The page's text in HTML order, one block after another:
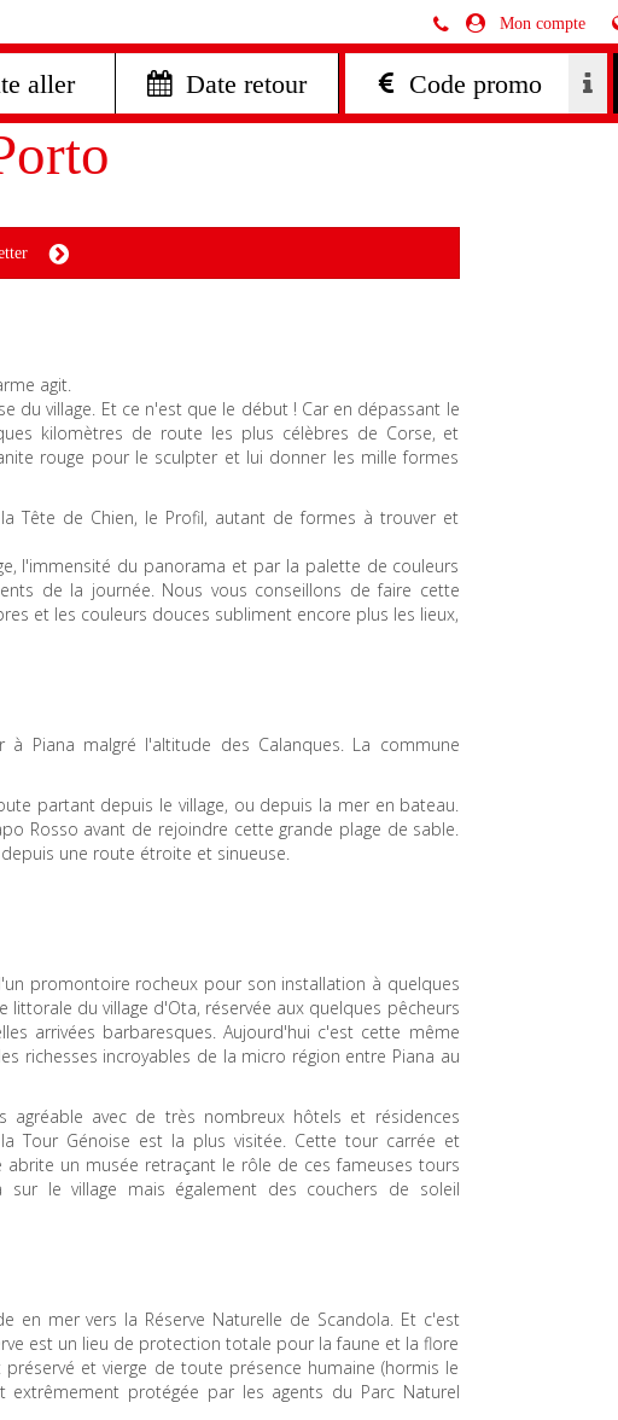
Mon compte
aller  Date retour
agit.
du village. Et ce n'est que le début ! Car en dépassant le
kilomètres de route les plus célèbres de Corse, et
rouge pour le sculpter et lui donner les mille formes
Tête de Chien, le Profil, autant de formes à trouver et
l'immensité du panorama et par la palette de couleurs
de la journée. Nous vous conseillons de faire cette
et les couleurs douces subliment encore plus les lieux,
Piana malgré l'altitude des Calanques. La commune
partant depuis le village, ou depuis la mer en bateau.
Rosso avant de rejoindre cette grande plage de sable.
une route étroite et sinueuse.
promontoire rocheux pour son installation à quelques
du village d'Ota, réservée aux quelques pêcheurs
arrivées barbaresques. Aujourd'hui c'est cette même
richesses incroyables de la micro région entre Piana au
avec de très nombreux hôtels et résidences
Tour Génoise est la plus visitée. Cette tour carrée et
abrite un musée retraçant le rôle de ces fameuses tours
le village mais également des couchers de soleil
mer vers la Réserve Naturelle de Scandola. Et c'est
est un lieu de protection totale pour la faune et la flore
et vierge de toute présence humaine (hormis le
protégée par les agents du Parc Naturel